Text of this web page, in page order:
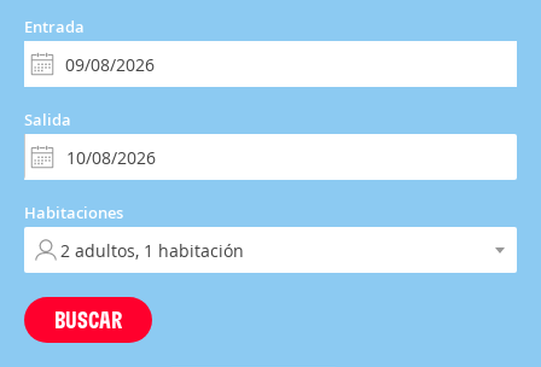
Entrada
Salida
Habitaciones
BUSCAR